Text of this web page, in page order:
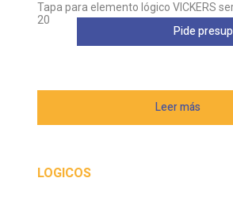
Tapa para elemento lógico VICKERS
20
Leer más
Pide
LOGICOS